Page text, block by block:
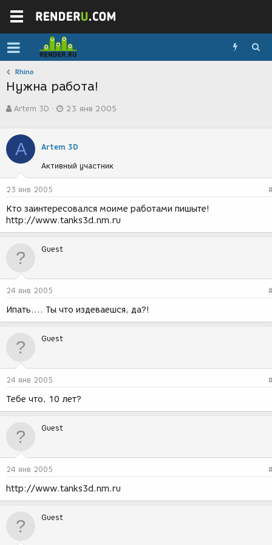
Rhino
Нужна работа!
в
о
р
т
е
м
ы
Artem 3D
а
с
з
д
и
я
23 янв 2005
A Artem 3D
Активный участник
23 янв 2005
Кто заинтересовался моиме работами пишыте!
http://www.tanks3d.nm.ru
Guest
24 янв 2005
Ипать.... Ты что издеваешся, да?!
Guest
24 янв 2005
Тебе что, 10 лет?
Guest
24 янв 2005
http://www.tanks3d.nm.ru
Guest